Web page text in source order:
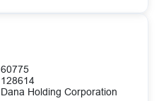
60775
128614
Dana Holding Corporation